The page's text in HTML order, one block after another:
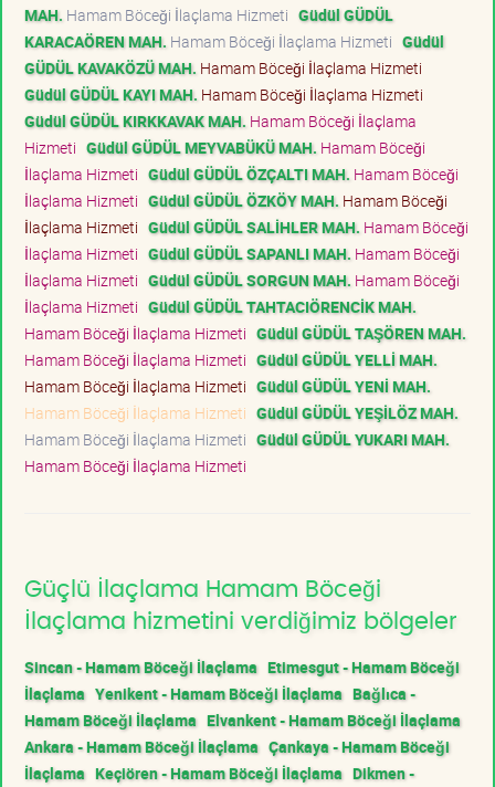
MAH. Hamam Böceği İlaçlama Hizmeti Güdül GÜDÜL
KARACAÖREN MAH. Hamam Böceği İlaçlama Hizmeti Güdül
GÜDÜL KAVAKÖZÜ MAH. Hamam Böceği İlaçlama Hizmeti
Güdül GÜDÜL KAYI MAH. Hamam Böceği İlaçlama Hizmeti
Güdül GÜDÜL KIRKKAVAK MAH. Hamam Böceği İlaçlama
Hizmeti Güdül GÜDÜL MEYVABÜKÜ MAH. Hamam Böceği
İlaçlama Hizmeti Güdül GÜDÜL ÖZÇALTI MAH. Hamam Böceği
İlaçlama Hizmeti Güdül GÜDÜL ÖZKÖY MAH. Hamam Böceği
İlaçlama Hizmeti Güdül GÜDÜL SALİHLER MAH. Hamam Böceği
İlaçlama Hizmeti Güdül GÜDÜL SAPANLI MAH. Hamam Böceği
İlaçlama Hizmeti Güdül GÜDÜL SORGUN MAH. Hamam Böceği
İlaçlama Hizmeti Güdül GÜDÜL TAHTACIÖRENCİK MAH.
Hamam Böceği İlaçlama Hizmeti Güdül GÜDÜL TAŞÖREN MAH.
Hamam Böceği İlaçlama Hizmeti Güdül GÜDÜL YELLİ MAH.
Hamam Böceği İlaçlama Hizmeti Güdül GÜDÜL YENİ MAH.
Hamam Böceği İlaçlama Hizmeti Güdül GÜDÜL YEŞİLÖZ MAH.
Hamam Böceği İlaçlama Hizmeti Güdül GÜDÜL YUKARI MAH.
Hamam Böceği İlaçlama Hizmeti
Güçlü İlaçlama Hamam Böceği
İlaçlama hizmetini verdiğimiz bölgeler
Sincan - Hamam Böceği İlaçlama Etimesgut - Hamam Böceği
İlaçlama Yenikent - Hamam Böceği İlaçlama Bağlıca -
Hamam Böceği İlaçlama Elvankent - Hamam Böceği İlaçlama
Ankara - Hamam Böceği İlaçlama Çankaya - Hamam Böceği
İlaçlama Keçiören - Hamam Böceği İlaçlama Dikmen -